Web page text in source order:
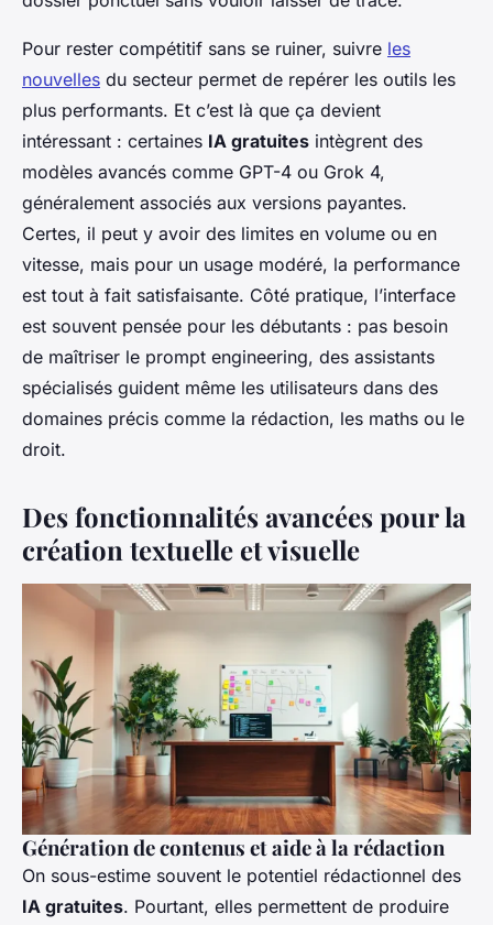
Pour rester compétitif sans se ruiner, suivre les
nouvelles du secteur permet de repérer les outils les
plus performants. Et c’est là que ça devient
intéressant : certaines IA gratuites intègrent des
modèles avancés comme GPT-4 ou Grok 4,
généralement associés aux versions payantes.
Certes, il peut y avoir des limites en volume ou en
vitesse, mais pour un usage modéré, la performance
est tout à fait satisfaisante. Côté pratique, l’interface
est souvent pensée pour les débutants : pas besoin
de maîtriser le prompt engineering, des assistants
spécialisés guident même les utilisateurs dans des
domaines précis comme la rédaction, les maths ou le
droit.
Des fonctionnalités avancées pour la
création textuelle et visuelle
Génération de contenus et aide à la rédaction
On sous-estime souvent le potentiel rédactionnel des
IA gratuites. Pourtant, elles permettent de produire